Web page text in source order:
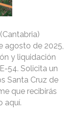
agosto de 2025,
y liquidación
54. Solicita un
Santa Cruz de
que recibirás
aquí.